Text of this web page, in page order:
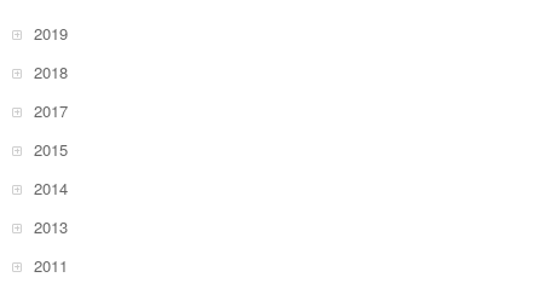
2019
2018
2017
2015
2014
2013
2011